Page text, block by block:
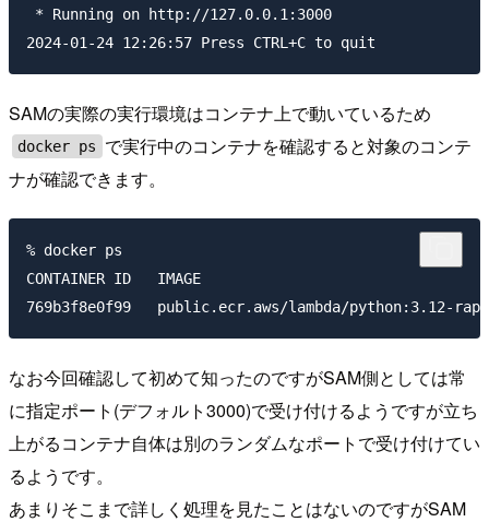
* Running on http://127.0.0.1:3000
SAMの実際の実行環境はコンテナ上で動いているため
docker ps
で実行中のコンテナを確認すると対象のコンテ
ナが確認できます。
% docker ps
CONTAINER ID   IMAGE
なお今回確認して初めて知ったのですがSAM側としては常
に指定ポート(デフォルト3000)で受け付けるようですが立ち
上がるコンテナ自体は別のランダムなポートで受け付けてい
るようです。
あまりそこまで詳しく処理を見たことはないのですがSAM